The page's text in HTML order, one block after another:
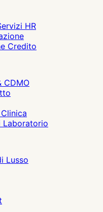
HR
Credito
CDMO
Laboratorio
Lusso